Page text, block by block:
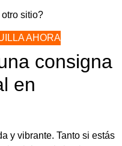
sitio?
AHORA
consigna
en
y vibrante. Tanto si estás